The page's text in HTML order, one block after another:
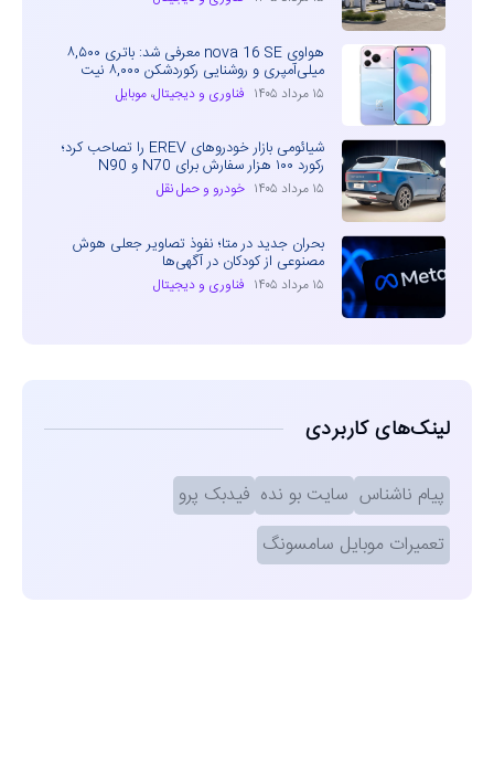
هواوی nova 16 SE معرفی شد: باتری ۸,۵۰۰
میلی‌آمپری و روشنایی رکوردشکن ۸,۰۰۰ نیت
۱۵ مرداد ۱۴۰۵ فناوری و دیجیتال، موبایل
شیائومی بازار خودروهای EREV را تصاحب کرد؛
رکورد ۱۰۰ هزار سفارش برای N70 و N90
۱۵ مرداد ۱۴۰۵ خودرو و حمل نقل
بحران جدید در متا؛ نفوذ تصاویر جعلی هوش
مصنوعی از کودکان در آگهی‌ها
۱۵ مرداد ۱۴۰۵ فناوری و دیجیتال
لینک‌های کاربردی
پیام ناشناس سایت بو نده فیدبک پرو
تعمیرات موبایل سامسونگ